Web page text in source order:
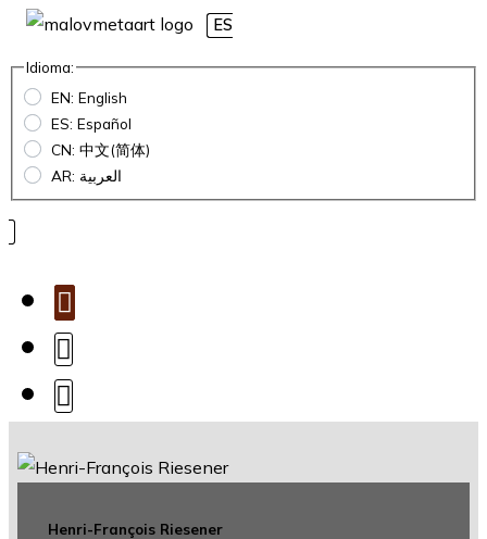
ES
Idioma:
EN: English
ES: Español
CN: 中文(简体)
AR: العربية
Henri-François Riesener